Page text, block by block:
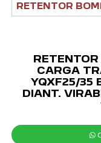
RETENTOR
CARGA
YQXF25/35
DIANT.